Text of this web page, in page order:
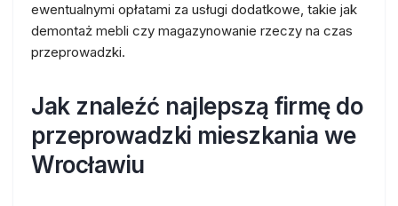
ewentualnymi opłatami za usługi dodatkowe, takie jak
demontaż mebli czy magazynowanie rzeczy na czas
przeprowadzki.
Jak znaleźć najlepszą firmę do
przeprowadzki mieszkania we
Wrocławiu